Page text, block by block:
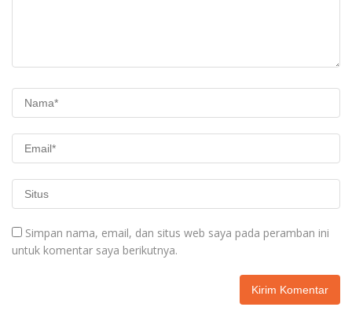
Simpan nama, email, dan situs web saya pada peramban ini
untuk komentar saya berikutnya.